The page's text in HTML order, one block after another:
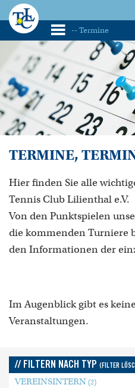
TERMINE,
Hier finden Sie alle
Tennis Club Lilienthal e.V.
Von den Punktspielen
die kommenden Turniere
den Informationen der
Im Augenblick gibt es
Veranstaltungen.
// FILTERN NACH TYP (FILTER
VEREINSINTERN (2)